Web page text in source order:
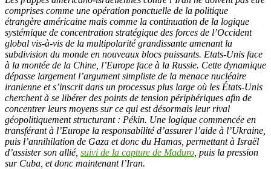
comprises comme une opération ponctuelle de la politique
étrangère américaine mais comme la continuation de la logique
systémique de concentration stratégique des forces de l’Occident
global vis-à-vis de la multipolarité grandissante amenant la
subdivision du monde en nouveaux blocs puissants. Etats-Unis face
à la montée de la Chine, l’Europe face à la Russie. Cette dynamique
dépasse largement l’argument simpliste de la menace nucléaire
iranienne et s’inscrit dans un processus plus large où les États-Unis
cherchent à se libérer des points de tension périphériques afin de
concentrer leurs moyens sur ce qui est désormais leur rival
géopolitiquement structurant : Pékin. Une logique commencée en
transférant à l’Europe la responsabilité d’assurer l’aide à l’Ukraine,
puis l’annihilation de Gaza et donc du Hamas, permettant à Israël
d’assister son allié, suivi de la capture de Maduro , puis la pression
sur Cuba, et donc maintenant l’Iran.